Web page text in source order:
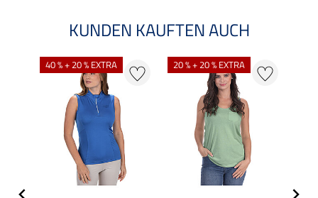
KUNDEN KAUFTEN AUCH
40 % + 20 % EXTRA 20 % + 20 % EXTRA